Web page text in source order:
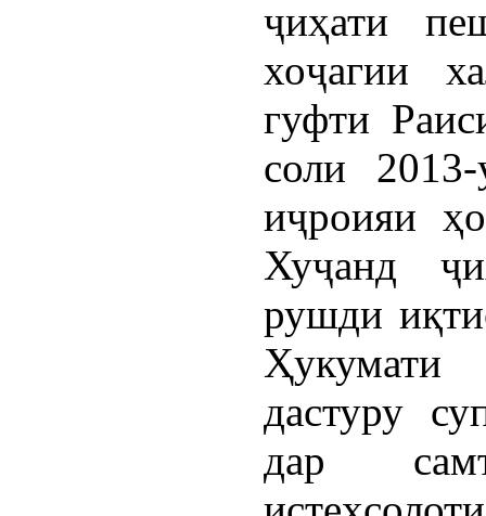
ҷиҳати
хоҷагии
гуфти
соли
иҷроияи
Хуҷанд
рушди
Ҳукумати
дастуру
дар